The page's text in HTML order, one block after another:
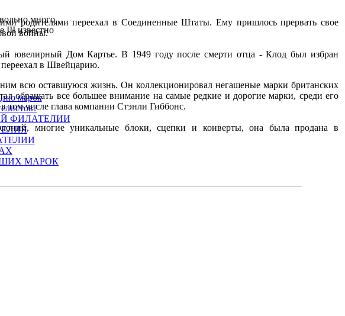
много
III известно
марок
ФИЛАТЕЛИИ
МАРОК
родителями переехал в Соединенные Штаты. Ему пришлось прервать свое
войны.
ювелирный Дом Картье. В 1949 году после смерти отца - Клод был избран
переехал в Швейцарию.
всю оставшуюся жизнь. Он коллекционировал негашеные марки британских
обращать все большее внимание на самые редкие и дорогие марки, среди его
том числе глава компании Стэнли Гиббонс.
многие уникальные блоки, сцепки и конверты, она была продана в